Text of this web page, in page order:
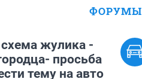
ФОРУМЫ
жулика -
просьба
тему на авто